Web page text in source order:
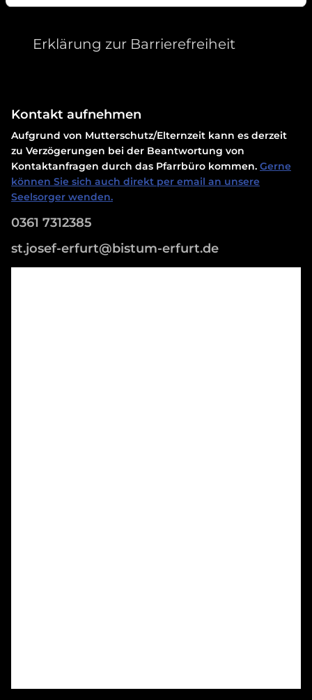
Erklärung zur Barrierefreiheit
Kontakt aufnehmen
Aufgrund von Mutterschutz/Elternzeit kann es derzeit
zu Verzögerungen bei der Beantwortung von
Kontaktanfragen durch das Pfarrbüro kommen. Gerne
können Sie sich auch direkt per email an unsere
Seelsorger wenden.
0361 7312385
st.josef-erfurt@bistum-erfurt.de